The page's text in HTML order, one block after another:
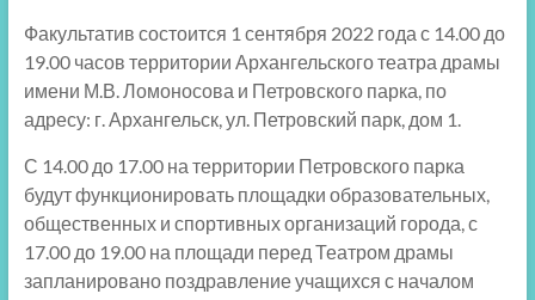
Факультатив состоится 1 сентября 2022 года с 14.00 до
19.00 часов территории Архангельского театра драмы
имени М.В. Ломоносова и Петровского парка, по
адресу: г. Архангельск, ул. Петровский парк, дом 1.
С 14.00 до 17.00 на территории Петровского парка
будут функционировать площадки образовательных,
общественных и спортивных организаций города, с
17.00 до 19.00 на площади перед Театром драмы
запланировано поздравление учащихся с началом